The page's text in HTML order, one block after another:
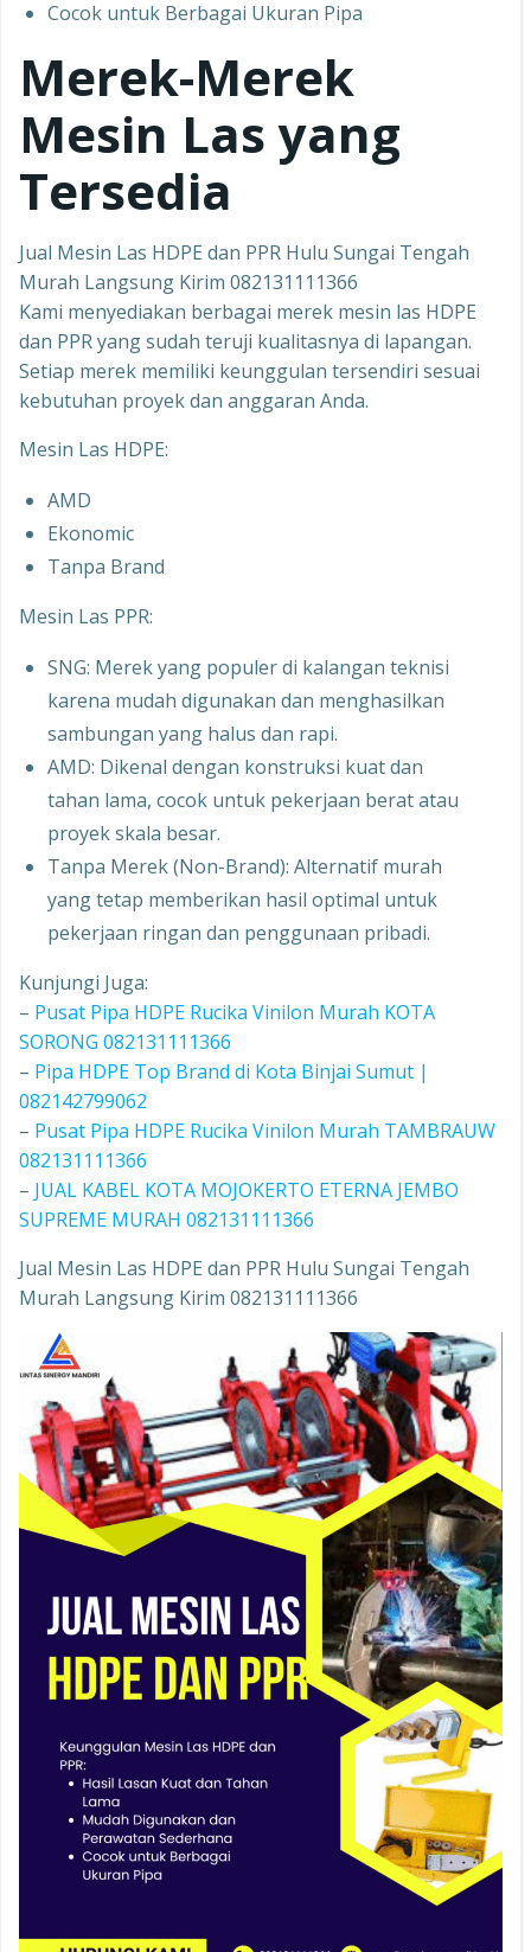
Cocok untuk Berbagai Ukuran Pipa
Merek-Merek
Mesin Las yang
Tersedia
Jual Mesin Las HDPE dan PPR Hulu Sungai Tengah
Murah Langsung Kirim 082131111366
Kami menyediakan berbagai merek mesin las HDPE
dan PPR yang sudah teruji kualitasnya di lapangan.
Setiap merek memiliki keunggulan tersendiri sesuai
kebutuhan proyek dan anggaran Anda.
Mesin Las HDPE:
AMD
Ekonomic
Tanpa Brand
Mesin Las PPR:
SNG: Merek yang populer di kalangan teknisi
karena mudah digunakan dan menghasilkan
sambungan yang halus dan rapi.
AMD: Dikenal dengan konstruksi kuat dan
tahan lama, cocok untuk pekerjaan berat atau
proyek skala besar.
Tanpa Merek (Non-Brand): Alternatif murah
yang tetap memberikan hasil optimal untuk
pekerjaan ringan dan penggunaan pribadi.
Kunjungi Juga:
– Pusat Pipa HDPE Rucika Vinilon Murah KOTA
SORONG 082131111366
– Pipa HDPE Top Brand di Kota Binjai Sumut |
082142799062
– Pusat Pipa HDPE Rucika Vinilon Murah TAMBRAUW
082131111366
– JUAL KABEL KOTA MOJOKERTO ETERNA JEMBO
SUPREME MURAH 082131111366
Jual Mesin Las HDPE dan PPR Hulu Sungai Tengah
Murah Langsung Kirim 082131111366